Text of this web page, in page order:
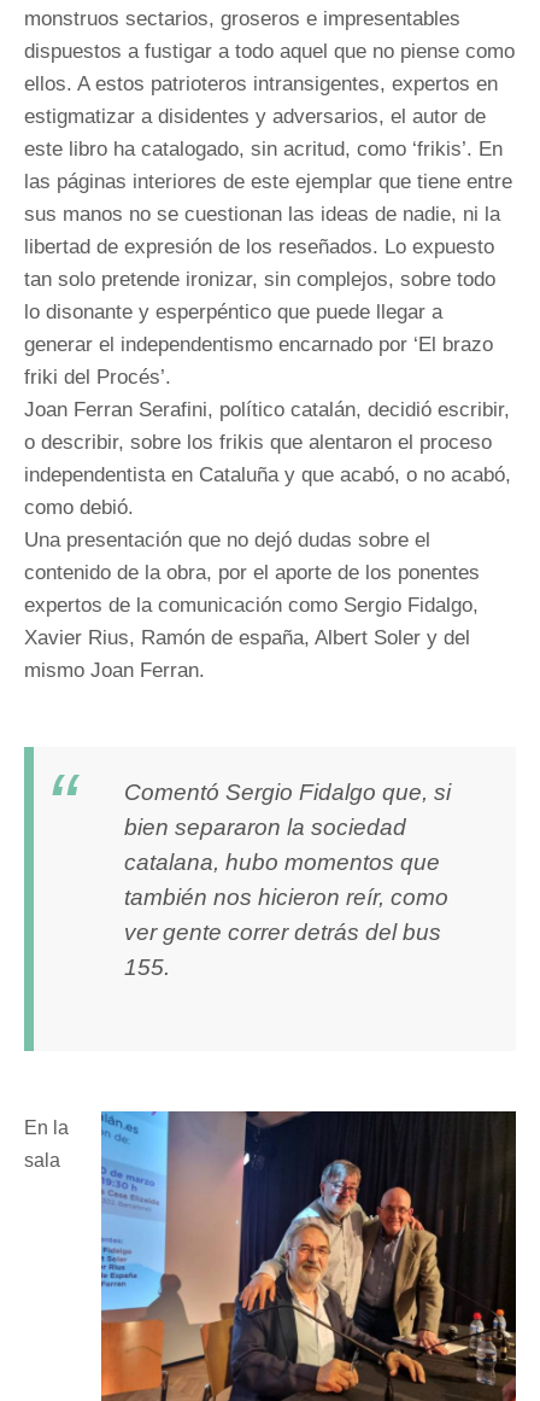
monstruos sectarios, groseros e impresentables
dispuestos a fustigar a todo aquel que no piense como
ellos. A estos patrioteros intransigentes, expertos en
estigmatizar a disidentes y adversarios, el autor de
este libro ha catalogado, sin acritud, como ‘frikis’. En
las páginas interiores de este ejemplar que tiene entre
sus manos no se cuestionan las ideas de nadie, ni la
libertad de expresión de los reseñados. Lo expuesto
tan solo pretende ironizar, sin complejos, sobre todo
lo disonante y esperpéntico que puede llegar a
generar el independentismo encarnado por ‘El brazo
friki del Procés’.
Joan Ferran Serafini, político catalán, decidió escribir,
o describir, sobre los frikis que alentaron el proceso
independentista en Cataluña y que acabó, o no acabó,
como debió.
Una presentación que no dejó dudas sobre el
contenido de la obra, por el aporte de los ponentes
expertos de la comunicación como Sergio Fidalgo,
Xavier Rius, Ramón de españa, Albert Soler y del
mismo Joan Ferran.
Comentó Sergio Fidalgo que, si
bien separaron la sociedad
catalana, hubo momentos que
también nos hicieron reír, como
ver gente correr detrás del bus
155.
En la
sala